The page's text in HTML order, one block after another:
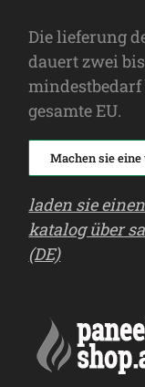
Die lieferung
dauert zwei
mindestbedarf
gesamte EU.
Machen sie
laden sie
katalog über
(DE)